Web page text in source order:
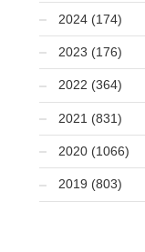
2024 (174)
2023 (176)
2022 (364)
2021 (831)
2020 (1066)
2019 (803)